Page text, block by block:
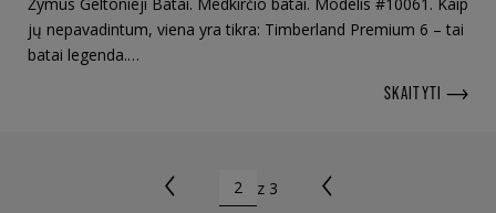
jų nepavadintum, viena yra tikra: Timberland Premium 6 – tai
batai legenda.…
SKAITYTI
z 3